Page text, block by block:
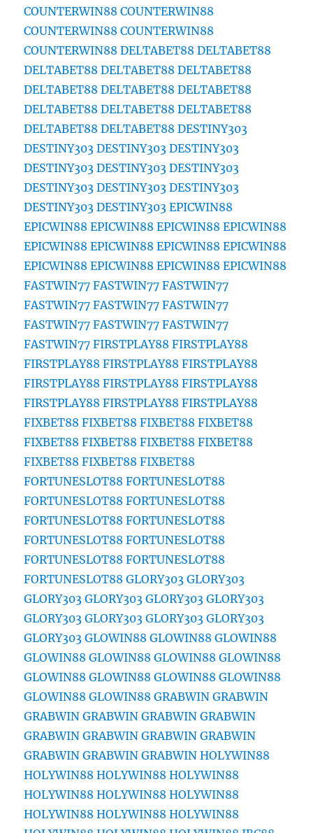
COUNTERWIN88 COUNTERWIN88
COUNTERWIN88 COUNTERWIN88
COUNTERWIN88 DELTABET88 DELTABET88
DELTABET88 DELTABET88 DELTABET88
DELTABET88 DELTABET88 DELTABET88
DELTABET88 DELTABET88 DELTABET88
DELTABET88 DELTABET88 DESTINY303
DESTINY303 DESTINY303 DESTINY303
DESTINY303 DESTINY303 DESTINY303
DESTINY303 DESTINY303 DESTINY303
DESTINY303 DESTINY303 EPICWIN88
EPICWIN88 EPICWIN88 EPICWIN88 EPICWIN88
EPICWIN88 EPICWIN88 EPICWIN88 EPICWIN88
EPICWIN88 EPICWIN88 EPICWIN88 EPICWIN88
FASTWIN77 FASTWIN77 FASTWIN77
FASTWIN77 FASTWIN77 FASTWIN77
FASTWIN77 FASTWIN77 FASTWIN77
FASTWIN77 FIRSTPLAY88 FIRSTPLAY88
FIRSTPLAY88 FIRSTPLAY88 FIRSTPLAY88
FIRSTPLAY88 FIRSTPLAY88 FIRSTPLAY88
FIRSTPLAY88 FIRSTPLAY88 FIRSTPLAY88
FIXBET88 FIXBET88 FIXBET88 FIXBET88
FIXBET88 FIXBET88 FIXBET88 FIXBET88
FIXBET88 FIXBET88 FIXBET88
FORTUNESLOT88 FORTUNESLOT88
FORTUNESLOT88 FORTUNESLOT88
FORTUNESLOT88 FORTUNESLOT88
FORTUNESLOT88 FORTUNESLOT88
FORTUNESLOT88 FORTUNESLOT88
FORTUNESLOT88 GLORY303 GLORY303
GLORY303 GLORY303 GLORY303 GLORY303
GLORY303 GLORY303 GLORY303 GLORY303
GLORY303 GLOWIN88 GLOWIN88 GLOWIN88
GLOWIN88 GLOWIN88 GLOWIN88 GLOWIN88
GLOWIN88 GLOWIN88 GLOWIN88 GLOWIN88
GLOWIN88 GLOWIN88 GRABWIN GRABWIN
GRABWIN GRABWIN GRABWIN GRABWIN
GRABWIN GRABWIN GRABWIN GRABWIN
GRABWIN GRABWIN GRABWIN HOLYWIN88
HOLYWIN88 HOLYWIN88 HOLYWIN88
HOLYWIN88 HOLYWIN88 HOLYWIN88
HOLYWIN88 HOLYWIN88 HOLYWIN88